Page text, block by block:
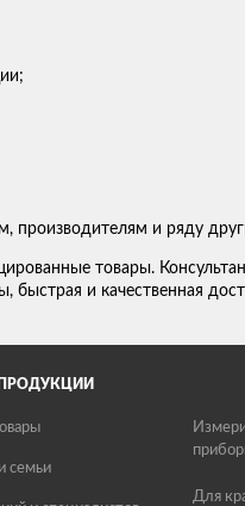
производителям и ряду
товары.
и качественная
семьи
Для